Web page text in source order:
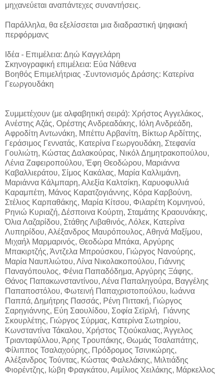
μηχανεύεται αναπάντεχες συναντήσεις.
Παράλληλα, θα εξελίσσεται μια διαδραστική ψηφιακή
περφόρμανς
Ιδέα - Επιμέλεια: Δηώ Καγγελάρη
Σκηνογραφική επιμέλεια: Εύα Νάθενα
Βοηθός Επιμελήτριας -Συντονισμός Δράσης: Kατερίνα
Γεωργουδάκη
Συμμετέχουν (με αλφαβητική σειρά): Χρήστος Αγγελάκος,
Ανέστης Αζάς, Oρέστης Ανδρεαδάκης, Ιόλη Ανδρεάδη,
Αφροδίτη Αντωνάκη, Μπέττυ Αρβανίτη, Βίκτωρ Αρδίττης,
Γεράσιμος Γεννατάς, Κατερίνα Γεωργουδάκη, Στεφανία
Γουλιώτη, Κώστας Δαλακούρας, Νικόλ Δημητρακοπούλου,
Λένια Ζαφειροπούλου, Έφη Θεοδώρου, Μαριάννα
Καβαλλιεράτου, Σίμος Κακάλας, Μαρία Καλλιμάνη,
Μαριάννα Κάλμπαρη, Αλεξία Καλτσίκη, Καρυοφυλλιά
Καραμπέτη, Μάνος Καρατζογιάννης, Κόρα Καρβούνη,
Στέλιος Καρπαθάκης, Μαρία Κίτσου, Φιλαρέτη Κομνηνού,
Ρηνιώ Κυριαζή, Δέσποινα Κούρτη, Σταμάτης Κραουνάκης,
Όλια Λαζαρίδου, Στάθης Λιβαθινός, Λόλεκ, Κατερίνα
Λυπηρίδου, Αλέξανδρος Μαυρόπουλος, Αθηνά Μαξίμου,
Μιχαήλ Μαρμαρινός, Θεοδώρα Μπάκα, Aργύρης
Μπακιρτζής, Άντζελα Μπρούσκου, Γιώργος Νανούρης,
Μαρία Ναυπλιώτου, Λίνα Νικολακοπούλου, Γιάννης
Παναγόπουλος, Φένια Παπαδόδημα, Αργύρης Ξάφης,
Θάνος Παπακωνσταντίνου, Λένα Παπαληγούρα, Βαγγέλης
Παπαποστόλου, Φωτεινή Παπαχριστοπούλου, Ιωάννα
Παππά, Δημήτρης Πασσάς, Ρένη Πιττακή, Γιώργος
Σαρηγιάννης, Εύη Σαουλίδου, Σοφία Σεϊρλή, Γιάννης
Σκουρλέτης, Γιώργος Σύρμας, Κατερίνα Σωτηρίου,
Κωνσταντίνα Τάκαλου, Χρήστος Τζιούκαλιας, Άγγελος
Τριανταφύλλου, Άρης Τρουπάκης, Θωμάς Τσαλαπάτης,
Φίλιππος Τσαλαχούρης, Πρόδρομος Τσινικώρης,
Αλέξανδρος Τούντας, Κώστας Φαλελάκης, Μιλτιάδης
Φιορέντζης, Ιώβη Φραγκάτου, Αιμίλιος Χειλάκης, Μάρκελλος